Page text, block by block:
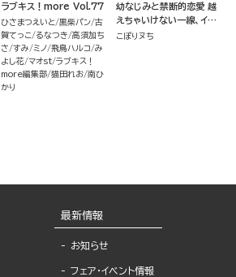
ラブキス！more Vol.77
ひさまつえいと 黒柴パン 古
賀てっこ
るなつき 高須加ち
さ すみ ミノ 飛鳥ハルコ み
よし花 マオst ラブキス！
more編集部 猫田れお 南ひ
かり
幼なじみと禁断的恋愛 越
えちゃいけない一線、イっ
ちゃって… （2）
こぽりヌち
最新情報
お知らせ
フェア・イベント情報